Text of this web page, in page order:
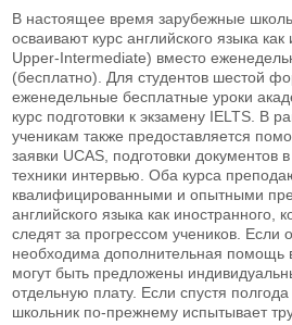
В настоящее время зарубежные
осваивают курс английского языка
Upper-Intermediate) вместо
(бесплатно). Для студентов шестой
еженедельные бесплатные уроки
курс подготовки к экзамену IELTS. В
ученикам также предоставляется
заявки UCAS, подготовки документов
техники интервью. Оба курса
квалифицированными и опытными
английского языка как иностранного,
следят за прогрессом учеников. Если
необходима дополнительная помощь
могут быть предложены
отдельную плату. Если спустя
школьник по-прежнему испытывает